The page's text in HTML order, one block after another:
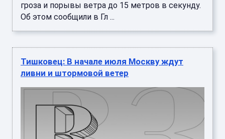
гроза и порывы ветра до 15 метров в секунду.
Об этом сообщили в Гл ...
Тишковец: В начале июля Москву ждут
ливни и штормовой ветер